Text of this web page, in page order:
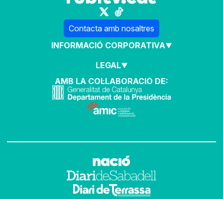
Contacta amb nosaltres
INFORMACIÓ CORPORATIVA
LEGAL
AMB LA COL·LABORACIÓ DE: